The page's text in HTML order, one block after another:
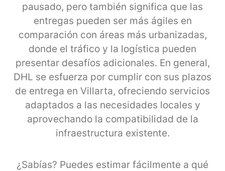
pausado, pero también significa que las
entregas pueden ser más ágiles en
comparación con áreas más urbanizadas,
donde el tráfico y la logística pueden
presentar desafíos adicionales. En general,
DHL se esfuerza por cumplir con sus plazos
de entrega en Villarta, ofreciendo servicios
adaptados a las necesidades locales y
aprovechando la compatibilidad de la
infraestructura existente.
¿Sabías? Puedes estimar fácilmente a qué